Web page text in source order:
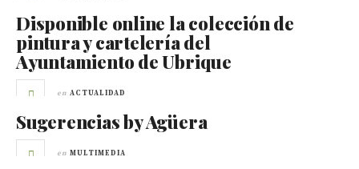
Disponible online la colección de
pintura y cartelería del
Ayuntamiento de Ubrique
en ACTUALIDAD
Sugerencias by Agüera
en MULTIMEDIA